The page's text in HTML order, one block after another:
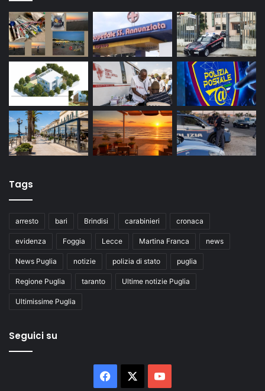
Tags
arresto bari Brindisi carabinieri cronaca
evidenza Foggia Lecce Martina Franca news
News Puglia notizie polizia di stato puglia
Regione Puglia taranto Ultime notizie Puglia
Ultimissime Puglia
Seguici su
Facebook